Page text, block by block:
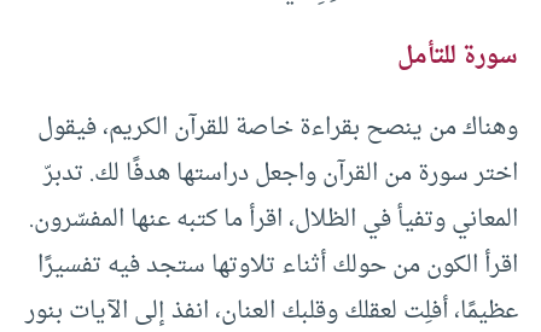
سورة للتأمل
وهناك من ينصح بقراءة خاصة للقرآن الكريم، فيقول
اختر سورة من القرآن واجعل دراستها هدفًا لك. تدبرّ
المعاني وتفيأ في الظلال، اقرأ ما كتبه عنها المفسّرون.
اقرأ الكون من حولك أثناء تلاوتها ستجد فيه تفسيرًا
عظيمًا، أفلِت لعقلك وقلبك العنان، انفذ إلى الآيات بنور